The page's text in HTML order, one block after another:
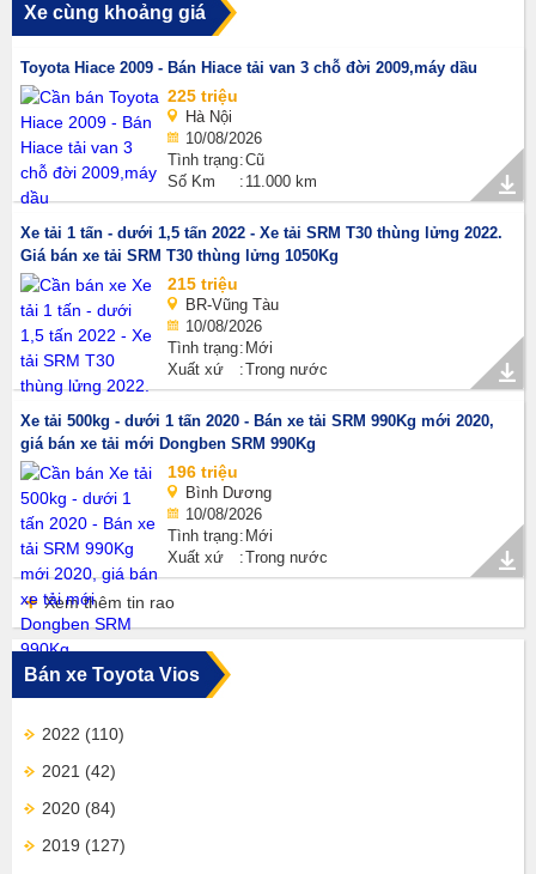
Xe cùng khoảng giá
Toyota Hiace 2009 - Bán Hiace tải van 3 chỗ đời 2009,máy dầu
225 triệu
Hà Nội
10/08/2026
Tình trạng Cũ
Số Km
11.000 km
Xe tải 1 tấn - dưới 1,5 tấn 2022 - Xe tải SRM T30 thùng lửng 2022.
Giá bán xe tải SRM T30 thùng lửng 1050Kg
215 triệu
BR-Vũng Tàu
10/08/2026
Tình trạng Mới
Xuất xứ
Trong nước
Xe tải 500kg - dưới 1 tấn 2020 - Bán xe tải SRM 990Kg mới 2020,
giá bán xe tải mới Dongben SRM 990Kg
196 triệu
Bình Dương
10/08/2026
Tình trạng Mới
Xuất xứ
Trong nước
Xem thêm tin rao
Bán xe Toyota Vios
2022 (110)
2021 (42)
2020 (84)
2019 (127)